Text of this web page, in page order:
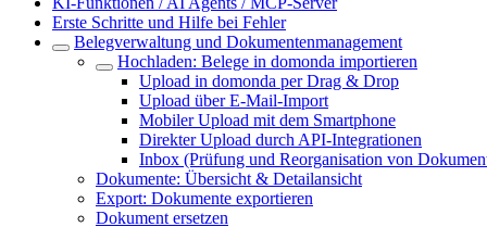
Erste Schritte und Hilfe bei Fehler
Belegverwaltung und Dokumentenmanagement
Hochladen: Belege in domonda importieren
Upload in domonda per Drag & Drop
Upload über E-Mail-Import
Mobiler Upload mit dem Smartphone
Direkter Upload durch API-Integrationen
Inbox (Prüfung und Reorganisation von
Dokumente: Übersicht & Detailansicht
Export: Dokumente exportieren
Dokument ersetzen